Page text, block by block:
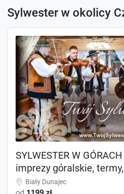
Sylwester w okolicy
SYLWESTER W
imprezy góralskie,
Biały Dunajec